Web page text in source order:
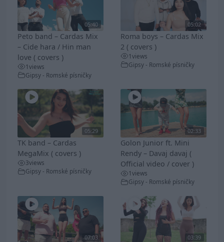
05:40
Peto band – Cardas Mix
– Cide hara / Hin man
love ( covers )
1views
Gipsy - Romské písničky
05:02
Roma boys – Cardas Mix
2 ( covers )
1views
Gipsy - Romské písničky
05:29
TK band – Cardas
MegaMix ( covers )
3views
Gipsy - Romské písničky
02:33
Golon Junior ft. Mini
Rendy – Davaj davaj (
Official video / cover )
1views
Gipsy - Romské písničky
07:03 03:39